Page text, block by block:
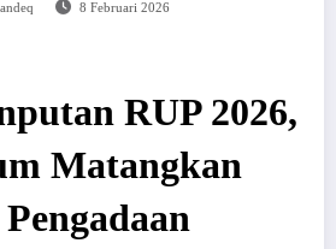
8 Februari 2026
RUP 2026,
Matangkan